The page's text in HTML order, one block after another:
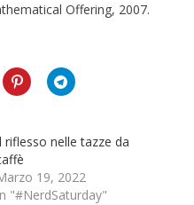
Offering, 2007.
riflesso nelle tazze da
19, 2022
"#NerdSaturday"